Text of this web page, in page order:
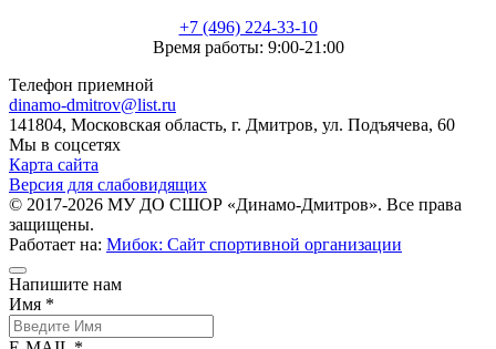
+7 (496) 224-33-10
Время работы: 9:00-21:00
Телефон приемной
dinamo-dmitrov@list.ru
141804, Московская область, г. Дмитров, ул. Подъячева, 60
Мы в соцсетях
Карта сайта
Версия для слабовидящих
© 2017-2026 МУ ДО СШОР «Динамо-Дмитров». Все права
защищены.
Работает на: Мибок: Сайт спортивной организации
Напишите нам
Имя *